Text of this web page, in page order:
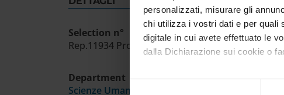
personalizzati, misurare gli
chi utilizza i vostri dati e per quali
digitale in cui avete effettuato le
dalla Dichiarazione sui cookie o
Con il tuo consenso, vorremmo
Selection n°
Rep.11934 Prot.496134 7/11/25
Department
Scienze Umane